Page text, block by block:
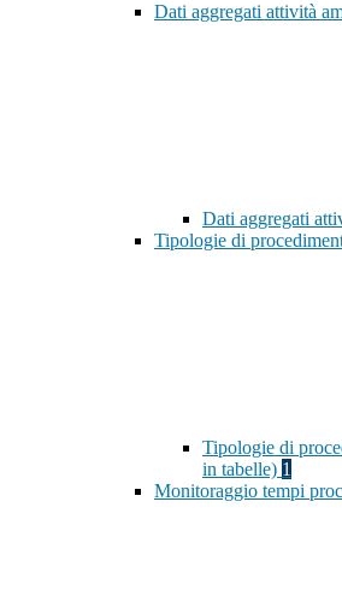
Dati aggregati attività
Dati aggregati
Tipologie di
Tipologie di
in tabelle) 1
Monitoraggio tempi